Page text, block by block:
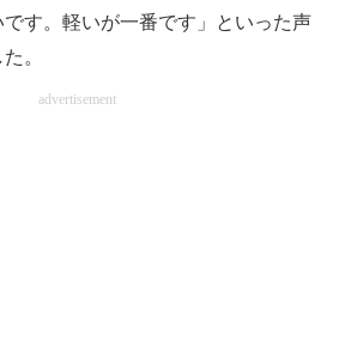
す。軽いが一番です」といった声
。
advertisement